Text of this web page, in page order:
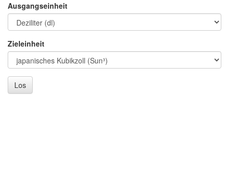
Ausgangseinheit
Zieleinheit
Los